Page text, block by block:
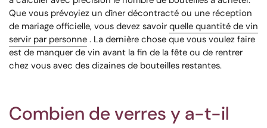
Que vous prévoyiez un dîner décontracté ou une réception
de mariage officielle, vous devez savoir quelle quantité de vin
servir par personne . La dernière chose que vous voulez faire
est de manquer de vin avant la fin de la fête ou de rentrer
chez vous avec des dizaines de bouteilles restantes.
Combien de verres y a-t-il